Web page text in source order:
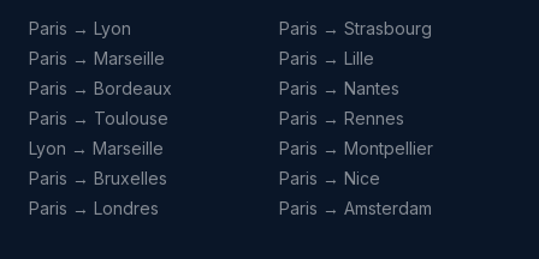
Paris → Lyon
Paris → Marseille
Paris → Bordeaux
Paris → Toulouse
Lyon → Marseille
Paris → Bruxelles
Paris → Londres
Paris → Strasbourg
Paris → Lille
Paris → Nantes
Paris → Rennes
Paris → Montpellier
Paris → Nice
Paris → Amsterdam